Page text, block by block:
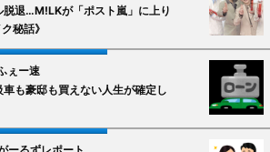
退…M!LKが「ポスト嵐」に上り
秘話》
ー速
も豪邸も買えない人生が確定し